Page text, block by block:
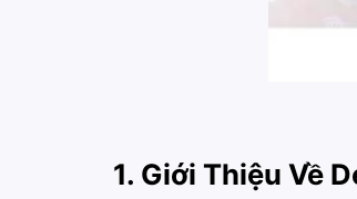
1. Giới Thiệu Về